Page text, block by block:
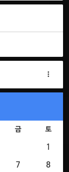
금 토
1
7 8